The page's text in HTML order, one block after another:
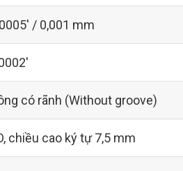
/ 0,001 mm
có rãnh (Without groove)
chiều cao ký tự 7,5 mm